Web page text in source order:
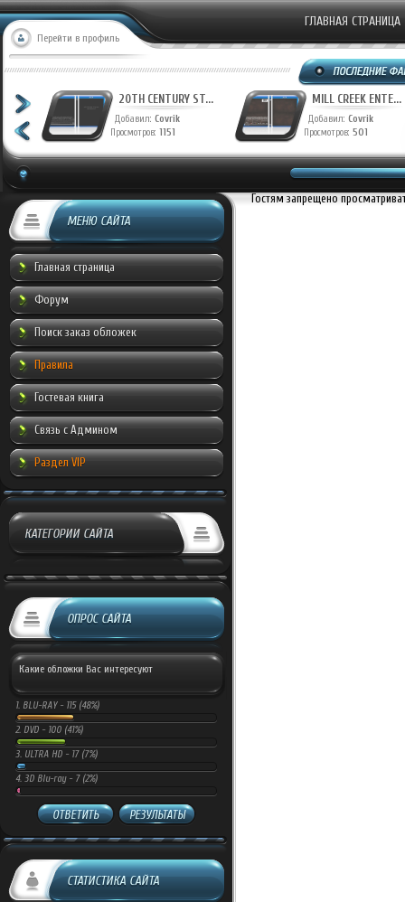
Перейти в профиль
ГЛАВНАЯ СТРАНИЦА
20TH CENTURY ST...
Добавил: Covrik
Просмотров: 1151
MILL CREEK ENTE...
Добавил: Covrik
Просмотров: 501
МЕНЮ САЙТА
Главная страница
Форум
Поиск заказ обложек
Правила
Гостевая книга
Связь с Админом
Раздел VIP
КАТЕГОРИИ САЙТА
ОПРОС САЙТА
Какие обложки Вас интересуют
1. BLU-RAY - 115 (48%)
2. DVD - 100 (41%)
3. ULTRA HD - 17 (7%)
4. 3D Blu-ray - 7 (2%)
ОТВЕТИТЬ РЕЗУЛЬТАТЫ
СТАТИСТИКА САЙТА
Гостям запрещено